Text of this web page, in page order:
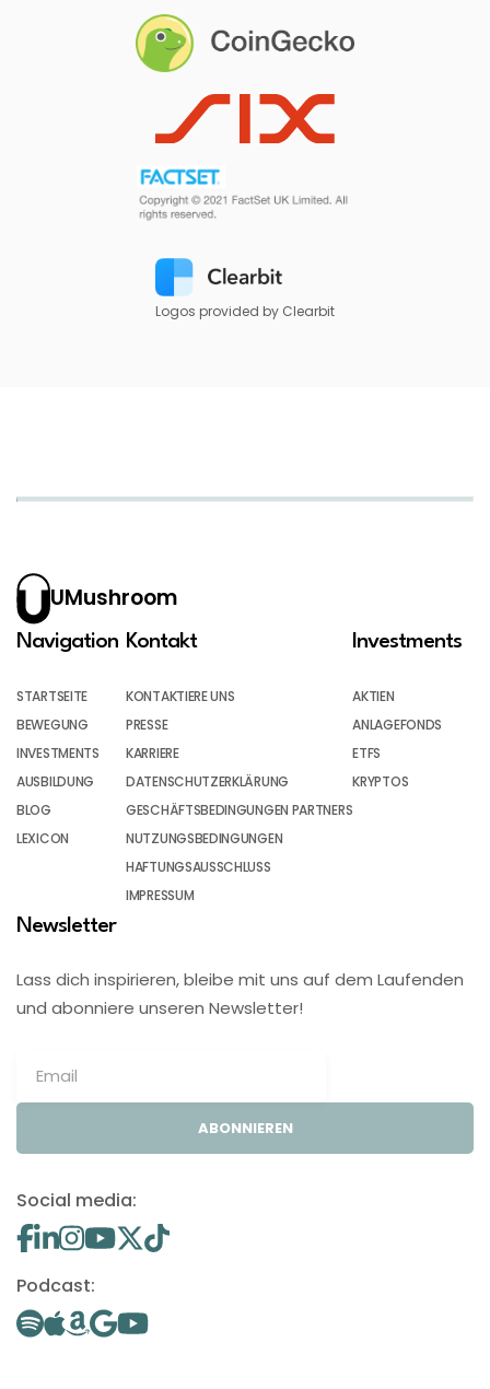
Logos provided by Clearbit
UMushroom
Navigation
STARTSEITE
BEWEGUNG
INVESTMENTS
AUSBILDUNG
BLOG
LEXICON
Kontakt
KONTAKTIERE UNS
PRESSE
KARRIERE
DATENSCHUTZERKLÄRUNG
GESCHÄFTSBEDINGUNGEN PARTNERS
NUTZUNGSBEDINGUNGEN
HAFTUNGSAUSSCHLUSS
IMPRESSUM
Investments
AKTIEN
ANLAGEFONDS
ETFS
KRYPTOS
Newsletter
Lass dich inspirieren, bleibe mit uns auf dem Laufenden
und abonniere unseren Newsletter!
ABONNIEREN
Social media:
Podcast: